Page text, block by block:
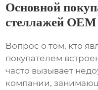
Основной
стеллажей OEM
Вопрос о том, кто
покупателем
часто вызывает
компании,